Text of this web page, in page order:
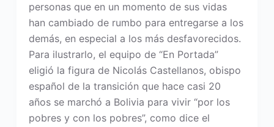
personas que en un momento de sus vidas
han cambiado de rumbo para entregarse a los
demás, en especial a los más desfavorecidos.
Para ilustrarlo, el equipo de “En Portada”
eligió la figura de Nicolás Castellanos, obispo
español de la transición que hace casi 20
años se marchó a Bolivia para vivir “por los
pobres y con los pobres”, como dice el